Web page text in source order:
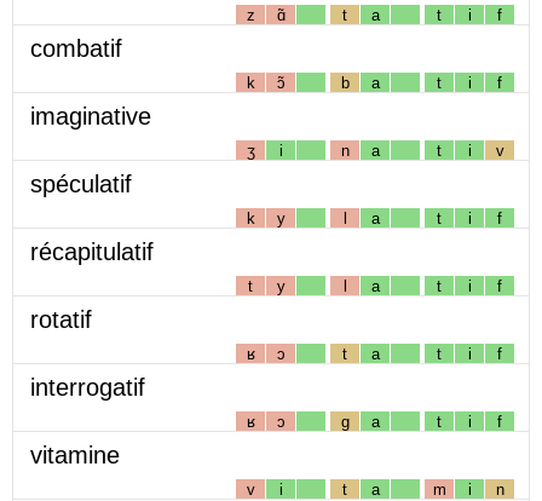
z ɑ̃ t a t i f
combatif
k ɔ̃ b a t i f
imaginative
ʒ i n a t i v
spéculatif
k y l a t i f
récapitulatif
t y l a t i f
rotatif
ʁ ɔ t a t i f
interrogatif
ʁ ɔ g a t i f
vitamine
v i t a m i n